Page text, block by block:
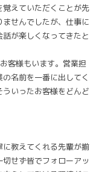
えていただくことが先
せんでしたが、仕事に
が楽しくなってきたと
客様もいます。営業担
名前を一番に出してく
いったお客様をどんど
教えてくれる先輩が揃
せず皆でフォローアッ